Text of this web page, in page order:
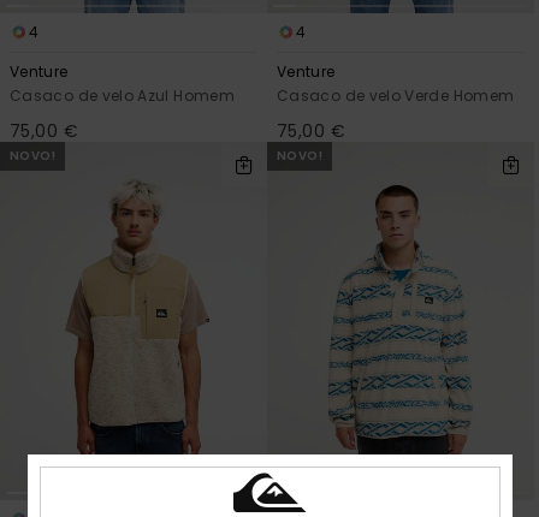
4
Venture
Casaco de velo Azul Homem
75,00 €
4
Venture
Casaco de velo Verde Homem
75,00 €
NOVO! NOVO!